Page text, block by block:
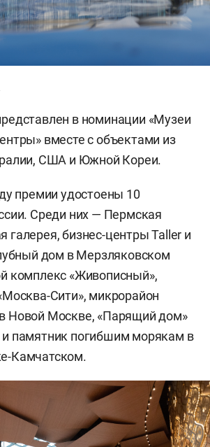
в номинации «Музеи
вместе с объектами из
США и Южной Кореи.
премии удостоены 10
Среди них — Пермская
галерея, бизнес-центры Taller и
дом в Мерзляковском
комплекс «Живописный»,
Сити», микрорайон
Новой Москве, «Парящий дом»
памятник погибшим морякам в
Камчатском.